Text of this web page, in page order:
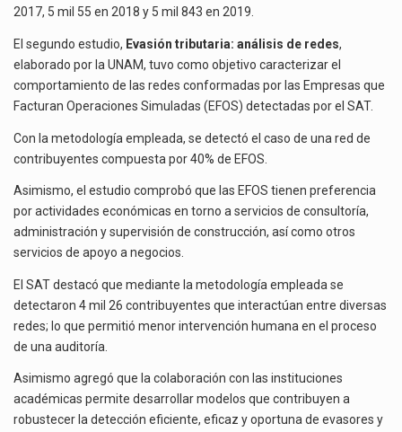
2017, 5 mil 55 en 2018 y 5 mil 843 en 2019.
El segundo estudio, Evasión tributaria: análisis de redes,
elaborado por la UNAM, tuvo como objetivo caracterizar el
comportamiento de las redes conformadas por las Empresas que
Facturan Operaciones Simuladas (EFOS) detectadas por el SAT.
Con la metodología empleada, se detectó el caso de una red de
contribuyentes compuesta por 40% de EFOS.
Asimismo, el estudio comprobó que las EFOS tienen preferencia
por actividades económicas en torno a servicios de consultoría,
administración y supervisión de construcción, así como otros
servicios de apoyo a negocios.
El SAT destacó que mediante la metodología empleada se
detectaron 4 mil 26 contribuyentes que interactúan entre diversas
redes; lo que permitió menor intervención humana en el proceso
de una auditoría.
Asimismo agregó que la colaboración con las instituciones
académicas permite desarrollar modelos que contribuyen a
robustecer la detección eficiente, eficaz y oportuna de evasores y